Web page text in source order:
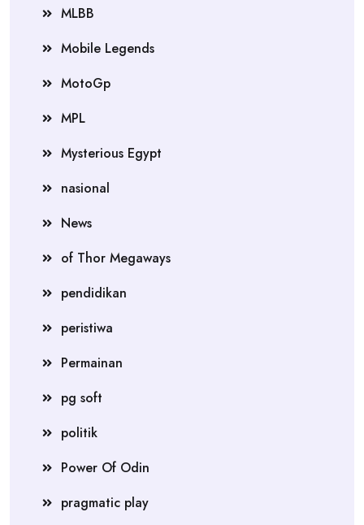
MLBB
Mobile Legends
MotoGp
MPL
Mysterious Egypt
nasional
News
of Thor Megaways
pendidikan
peristiwa
Permainan
pg soft
politik
Power Of Odin
pragmatic play